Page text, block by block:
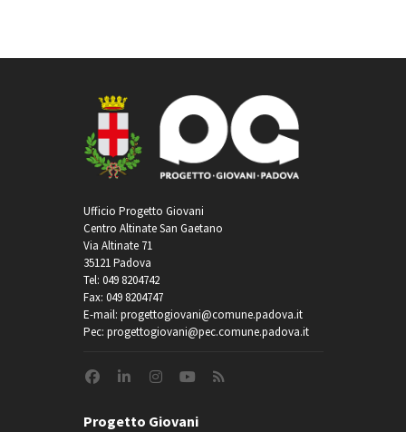
Ufficio Progetto Giovani
Centro Altinate San Gaetano
Via Altinate 71
35121 Padova
Tel: 049 8204742
Fax: 049 8204747
E-mail: progettogiovani@comune.padova.it
Pec: progettogiovani@pec.comune.padova.it
Progetto Giovani